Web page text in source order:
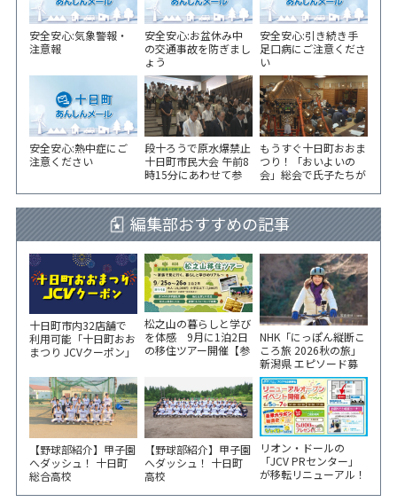
安全安心:気象警報・
注意報
安全安心:お盆休み中
の交通事故を防ぎまし
ょう
安全安心:引き続き手
足口病にご注意くださ
い
安全安心:熱中症にご
注意ください
段十ろうで原水爆禁止
十日町市民大会 午前8
時15分にあわせて参
もうすぐ十日町おおま
つり！「おいよいの
会」総会で氏子たちが
編集部おすすめの記事
十日町市内32店舗で
利用可能「十日町おお
まつり JCVクーポン」
い！
松之山の暮らしと学び
を体感 9月に1泊2日
の移住ツアー開催【参
NHK「にっぽん縦断こ
ころ旅 2026秋の旅」
新潟県 エピソード募
集中！
【野球部紹介】甲子園
へダッシュ！ 十日町
総合高校
【野球部紹介】甲子園
へダッシュ！ 十日町
高校
リオン・ドールの
「JCV PRセンター」
が移転リニューアル！